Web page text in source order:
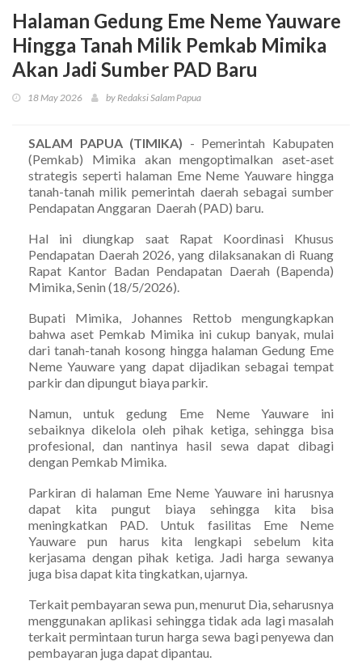
Halaman Gedung Eme Neme Yauware
Hingga Tanah Milik Pemkab Mimika
Akan Jadi Sumber PAD Baru
18 May 2026 by Redaksi Salam Papua
SALAM PAPUA (TIMIKA) - Pemerintah Kabupaten
(Pemkab) Mimika akan mengoptimalkan aset-aset
strategis seperti halaman Eme Neme Yauware hingga
tanah-tanah milik pemerintah daerah sebagai sumber
Pendapatan Anggaran Daerah (PAD) baru.
Hal ini diungkap saat Rapat Koordinasi Khusus
Pendapatan Daerah 2026, yang dilaksanakan di Ruang
Rapat Kantor Badan Pendapatan Daerah (Bapenda)
Mimika, Senin (18/5/2026).
Bupati Mimika, Johannes Rettob mengungkapkan
bahwa aset Pemkab Mimika ini cukup banyak, mulai
dari tanah-tanah kosong hingga halaman Gedung Eme
Neme Yauware yang dapat dijadikan sebagai tempat
parkir dan dipungut biaya parkir.
Namun, untuk gedung Eme Neme Yauware ini
sebaiknya dikelola oleh pihak ketiga, sehingga bisa
profesional, dan nantinya hasil sewa dapat dibagi
dengan Pemkab Mimika.
Parkiran di halaman Eme Neme Yauware ini harusnya
dapat kita pungut biaya sehingga kita bisa
meningkatkan PAD. Untuk fasilitas Eme Neme
Yauware pun harus kita lengkapi sebelum kita
kerjasama dengan pihak ketiga. Jadi harga sewanya
juga bisa dapat kita tingkatkan, ujarnya.
Terkait pembayaran sewa pun, menurut Dia, seharusnya
menggunakan aplikasi sehingga tidak ada lagi masalah
terkait permintaan turun harga sewa bagi penyewa dan
pembayaran juga dapat dipantau.